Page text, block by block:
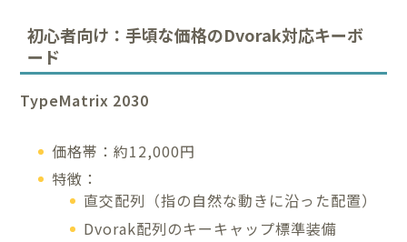
初心者向け：手頃な価格のDvorak対応キーボ
ード
TypeMatrix 2030
価格帯：約12,000円
特徴：
直交配列（指の自然な動きに沿った配置）
Dvorak配列のキーキャップ標準装備